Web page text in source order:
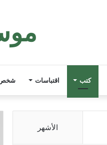
كتب اقتباسات
الأشهر